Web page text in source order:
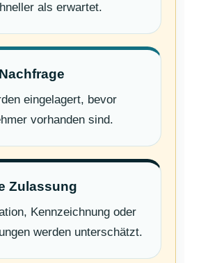
als erwartet.
eingelagert, bevor
vorhanden sind.
Zulassung
Kennzeichnung oder
werden unterschätzt.